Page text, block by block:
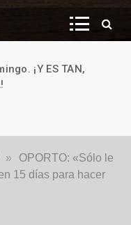
¡Y ES TAN,
»
OPORTO: «Sólo le
15 días para hacer